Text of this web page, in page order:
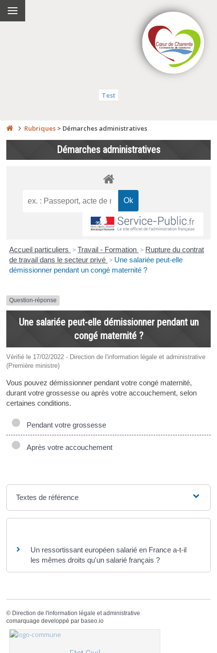
Test
Rubriques > Démarches administratives
Démarches administratives
Accueil particuliers > Travail - Formation > Rupture du contrat
de travail dans le secteur privé > Une salariée peut-elle
démissionner pendant un congé maternité ?
Question-réponse
Une salariée peut-elle démissionner pendant un
congé maternité ?
Vérifié le 17/02/2022 - Direction de l'information légale et administrative
(Première ministre)
Vous pouvez démissionner pendant votre congé maternité,
durant votre grossesse ou après votre accouchement, selon
certaines conditions.
Pendant votre grossesse
Après votre accouchement
Textes de référence
Un ressortissant européen salarié en France a-t-il
les mêmes droits qu'un salarié français ?
© Direction de l'information légale et administrative
comarquage developpé par baseo.io